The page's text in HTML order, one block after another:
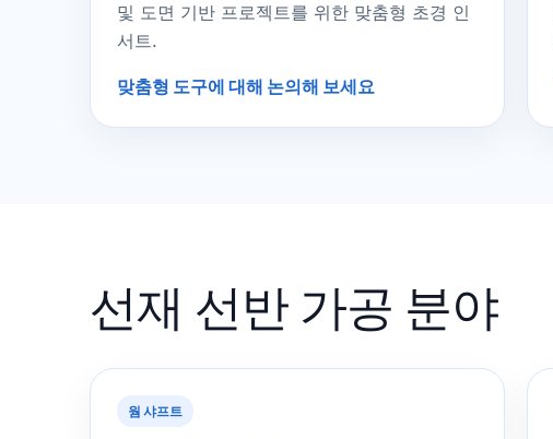
및 도면 기반 프로젝트를 위한 맞춤형 초경 인
서트.
맞춤형 도구에 대해 논의해 보세요
선재 선반 가공 분야
웜 샤프트